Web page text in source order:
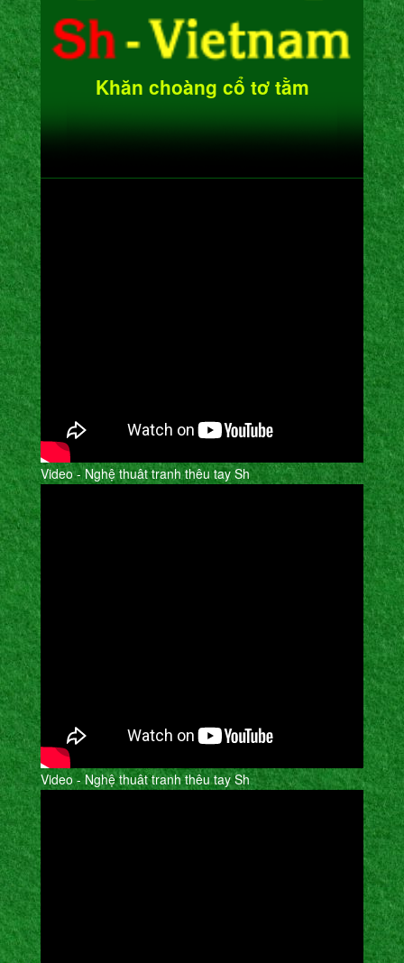
Khăn choàng cổ tơ tằm
Video - Nghệ thuât tranh thêu tay Sh
Video - Nghệ thuât tranh thêu tay Sh